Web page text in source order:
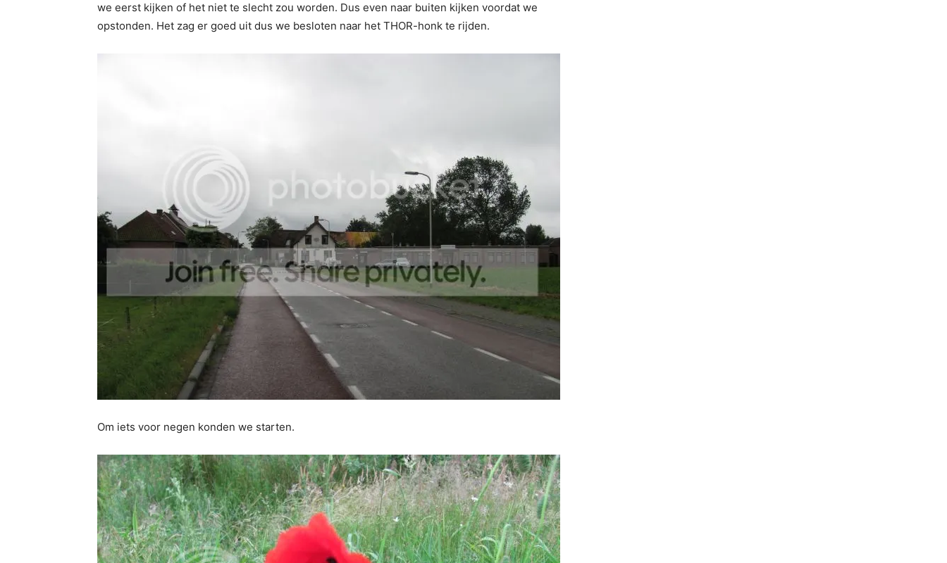
we eerst kijken of het niet te slecht zou worden. Dus even naar buiten kijken voordat we
opstonden. Het zag er goed uit dus we besloten naar het THOR-honk te rijden.
Om iets voor negen konden we starten.